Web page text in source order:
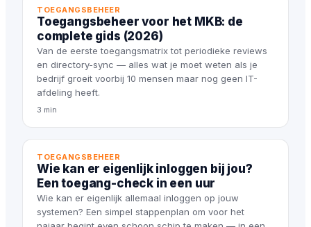
TOEGANGSBEHEER
Toegangsbeheer voor het MKB: de
complete gids (2026)
Van de eerste toegangsmatrix tot periodieke reviews
en directory-sync — alles wat je moet weten als je
bedrijf groeit voorbij 10 mensen maar nog geen IT-
afdeling heeft.
3 min
TOEGANGSBEHEER
Wie kan er eigenlijk inloggen bij jou?
Een toegang-check in een uur
Wie kan er eigenlijk allemaal inloggen op jouw
systemen? Een simpel stappenplan om voor het